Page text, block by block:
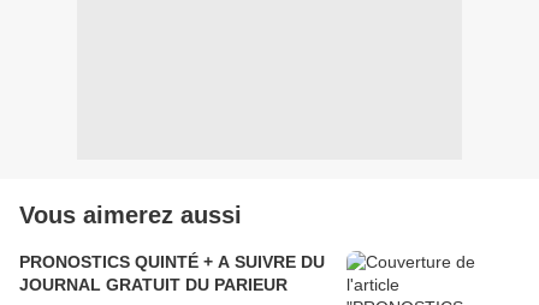
Vous aimerez aussi
PRONOSTICS QUINTÉ + A SUIVRE DU
JOURNAL GRATUIT DU PARIEUR